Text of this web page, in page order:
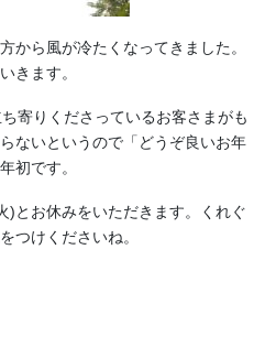
から風が冷たくなってきました。
きます。
寄りくださっているお客さまがも
ないというので「どうぞ良いお年
初です。
)とお休みをいただきます。くれぐ
つけくださいね。